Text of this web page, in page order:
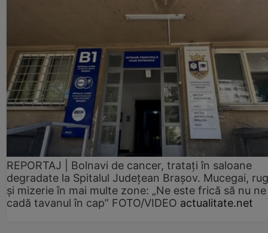
REPORTAJ | Bolnavi de cancer, tratați în saloane
degradate la Spitalul Județean Brașov. Mucegai,
și mizerie în mai multe zone: „Ne este frică să nu ne
cadă tavanul în cap” FOTO/VIDEO actualitate.net